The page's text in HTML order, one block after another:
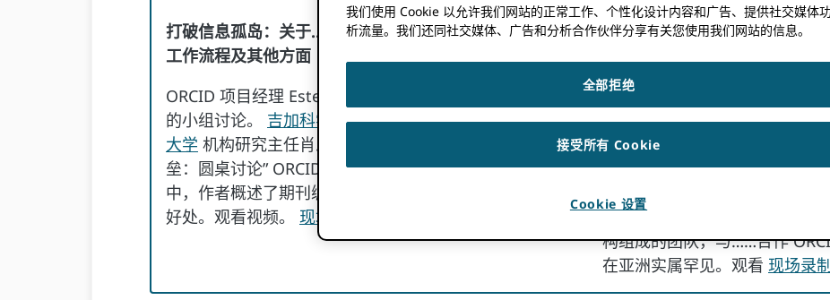
打破信息孤岛：关于……的圆桌讨论 ORCID 在编辑研究管理
工作流程及其他方面
ORCID 项目经理 Estelle Cheng 主持了一个由前任主编参与
的小组讨论。 吉加科学出版社斯科特·埃德蒙兹和香港教育
大学 机构研究主任肖思哲（Jesse SiZhe Xiao）题为“打破壁
垒：圆桌讨论” ORCID 在“编辑研究管理工作流程及其他”一文
中，作者概述了期刊编辑和大学研究管理人员采用PID的切实
好处。观看视频。 现场录制
日本 ORCID 联盟：一种旨在
ORCID 参与负责人 Brian
了一场闪电问答。国立材料科
子冲绳科技大学
（OIST）题
提升日本研究国际知名度的合
大学、国家机构等各方如何运
际化发展。 ORCID 联合体，例
构组成的团队，与……合作
在亚洲实属罕见。观看 现场录
我们使用 Cookie 以允许我们网站的正常工作、个性化设计内容和广告、提供社交媒体
析流量。我们还同社交媒体、广告和分析合作伙伴分享有关您使用我们网站的信息。
全部拒绝
接受所有 Cookie
Cookie 设置